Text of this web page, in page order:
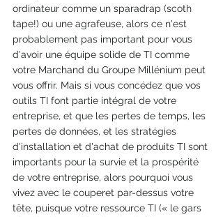
ordinateur comme un sparadrap (scoth
tape!) ou une agrafeuse, alors ce n'est
probablement pas important pour vous
d'avoir une équipe solide de TI comme
votre Marchand du Groupe Millénium peut
vous offrir. Mais si vous concédez que vos
outils TI font partie intégral de votre
entreprise, et que les pertes de temps, les
pertes de données, et les stratégies
d'installation et d'achat de produits TI sont
importants pour la survie et la prospérité
de votre entreprise, alors pourquoi vous
vivez avec le couperet par-dessus votre
tête, puisque votre ressource TI (« le gars